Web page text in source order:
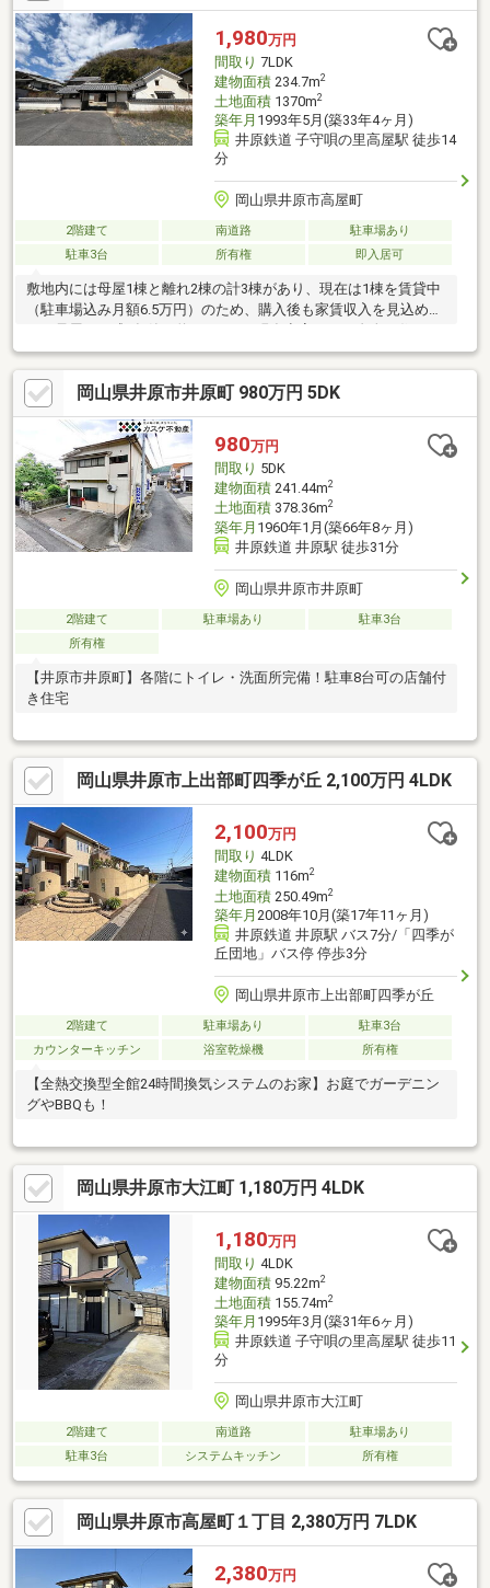
1,980万円
間取り 7LDK
建物面積234.7m2
土地面積1370m2
築年月 1993年5月(築33年4ヶ月)
井原鉄道 子守唄の里高屋駅 徒歩14
分
岡山県井原市高屋町
2階建て 南道路
駐車場あり
駐車3台
所有権 即入居可
敷地内には母屋1棟と離れ2棟の計3棟があり、現在は1棟を賃貸中
（駐車場込み月額6.5万円）のため、購入後も家賃収入を見込めま
としてはもちろん、賃貸住宅としての活用もご検討いただけま
す。もう1棟の離れも居住用や賃貸用など幅広い用途に対応可能。
現在の家賃収入を活かしながら、居住と資産運用を両立できる収
益性のある物件です。
岡山県井原市井原町 980万円 5DK
980万円
間取り 5DK
建物面積241.44m2
土地面積378.36m2
築年月 1960年1月(築66年8ヶ月)
井原鉄道 井原駅 徒歩31分
岡山県井原市井原町
2階建て 駐車場あり
駐車3台
所有権
【井原市井原町】各階にトイレ・洗面所完備！駐車8台可の店舗付
き住宅
岡山県井原市上出部町四季が丘 2,100万円 4LDK
2,100万円
間取り 4LDK
建物面積116m2
土地面積250.49m2
築年月 2008年10月(築17年11ヶ月)
井原鉄道 井原駅 バス7分/「四季が
丘団地」バス停 停歩3分
岡山県井原市上出部町四季が丘
2階建て 駐車場あり
駐車3台
カウンターキッチン
浴室乾燥機 所有権
【全熱交換型全館24時間換気システムのお家】お庭でガーデニン
グやBBQも！
岡山県井原市大江町 1,180万円 4LDK
1,180万円
間取り 4LDK
建物面積95.22m2
土地面積155.74m2
築年月 1995年3月(築31年6ヶ月)
井原鉄道 子守唄の里高屋駅 徒歩11
分
岡山県井原市大江町
2階建て 南道路
駐車場あり
駐車3台
システムキッチン 所有権
岡山県井原市高屋町１丁目 2,380万円 7LDK
2,380万円